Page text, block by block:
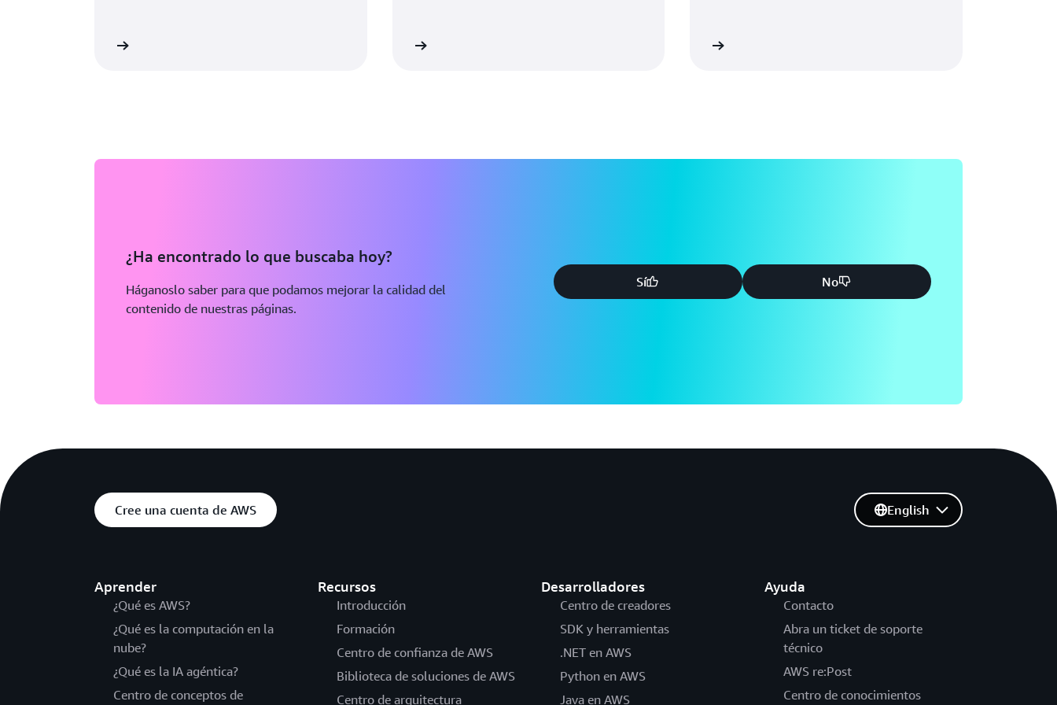
¿Ha encontrado lo que buscaba hoy?
Háganoslo saber para que podamos mejorar la calidad del
contenido de nuestras páginas.
Sí No
Cree una cuenta de AWS
Aprender
¿Qué es AWS?
¿Qué es la computación en la
nube?
¿Qué es la IA agéntica?
Centro de conceptos de
Recursos
Introducción
Formación
Centro de confianza de AWS
Biblioteca de soluciones de AWS
Centro de arquitectura
Desarrolladores
Centro de creadores
SDK y herramientas
.NET en AWS
Python en AWS
Java en AWS
Ayuda
Contacto
Abra un ticket de soporte
técnico
AWS re:Post
Centro de conocimientos
English